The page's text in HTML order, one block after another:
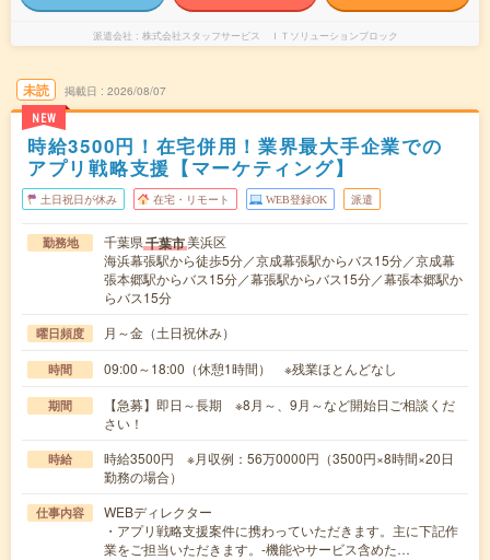
派遣会社 株式会社スタッフサービス ＩＴソリューションブロック
未読
NEW
掲載日 2026/08/07
時給3500円！在宅併用！業界最大手企業での
アプリ戦略支援【マーケティング】
土日祝日が休み 在宅・リモート WEB登録OK 派遣
勤務地 千葉県千葉市美浜区
海浜幕張駅から徒歩5分／京成幕張駅からバス15分／京成幕
張本郷駅からバス15分／幕張駅からバス15分／幕張本郷駅か
らバス15分
曜日頻度 月～金（土日祝休み）
時間 09:00～18:00（休憩1時間） ※残業ほとんどなし
期間
【急募】即日～長期 ※8月～、9月～など開始日ご相談くだ
さい！
時給
時給3500円 ※月収例：56万0000円（3500円×8時間×20日
勤務の場合）
仕事内容
WEBディレクター
・アプリ戦略支援案件に携わっていただきます。主に下記作
業をご担当いただきます。-機能やサービス含めた…